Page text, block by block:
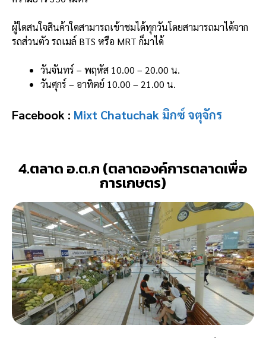
ผู้ใดสนใจสินค้าใดสามารถเข้าชมได้ทุกวันโดยสามารถมาได้จาก
รถส่วนตัว รถเมล์ BTS หรือ MRT ก็มาได้
วันจันทร์ – พฤหัส 10.00 – 20.00 น.
วันศุกร์ – อาทิตย์ 10.00 – 21.00 น.
Facebook : Mixt Chatuchak มิกซ์ จตุจักร
4.ตลาด อ.ต.ก (ตลาดองค์การตลาดเพื่อ
การเกษตร)